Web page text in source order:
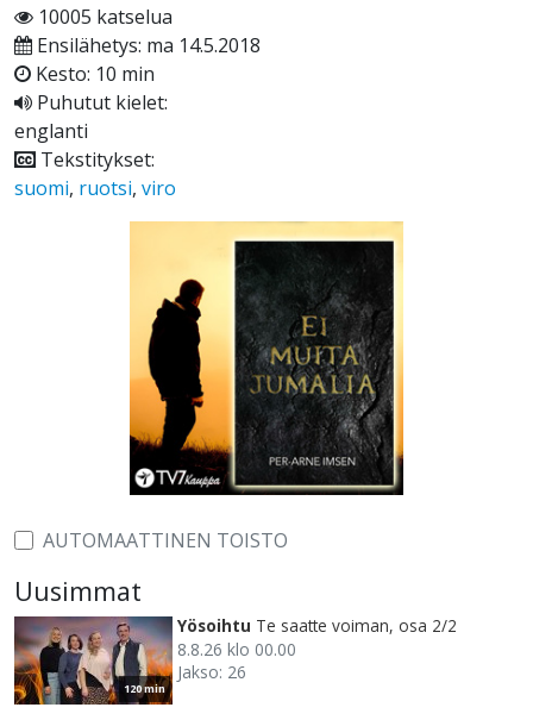
10005 katselua
Ensilähetys: ma 14.5.2018
Kesto: 10 min
Puhutut kielet:
englanti
Tekstitykset:
suomi, ruotsi, viro
AUTOMAATTINEN TOISTO
Uusimmat
120 min
Yösoihtu Te saatte voiman, osa 2/2
8.8.26 klo 00.00
Jakso: 26